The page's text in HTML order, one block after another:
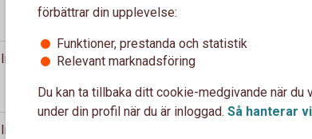
Ingår ej Ingår ej
Ingår ej
förbättrar din upplevelse:
Funktioner, prestanda och statistik
Relevant marknadsföring
Du kan ta tillbaka ditt cookie-medgivande när du
under din profil när du är inloggad. Så hanterar